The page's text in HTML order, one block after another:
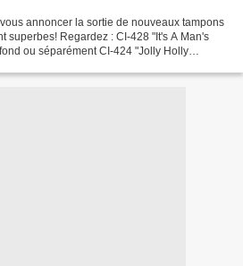
annoncer la sortie de nouveaux tampons
superbes! Regardez : CI-428 "It's A Man's
ou séparément CI-424 "Jolly Holly